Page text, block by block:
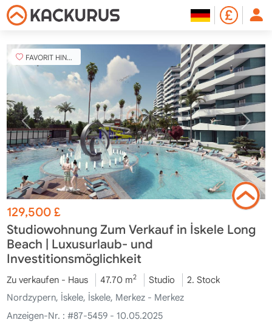
FAVORIT HINZUFÜGEN
129,500£
Studiowohnung Zum Verkauf in İskele Long
Beach | Luxusurlaub- und
Investitionsmöglichkeit
Zu verkaufen - Haus 47.70 m2 Studio
2. Stock
Nordzypern, İskele, İskele, Merkez - Merkez
Anzeigen-Nr. : #87-5459 - 10.05.2025